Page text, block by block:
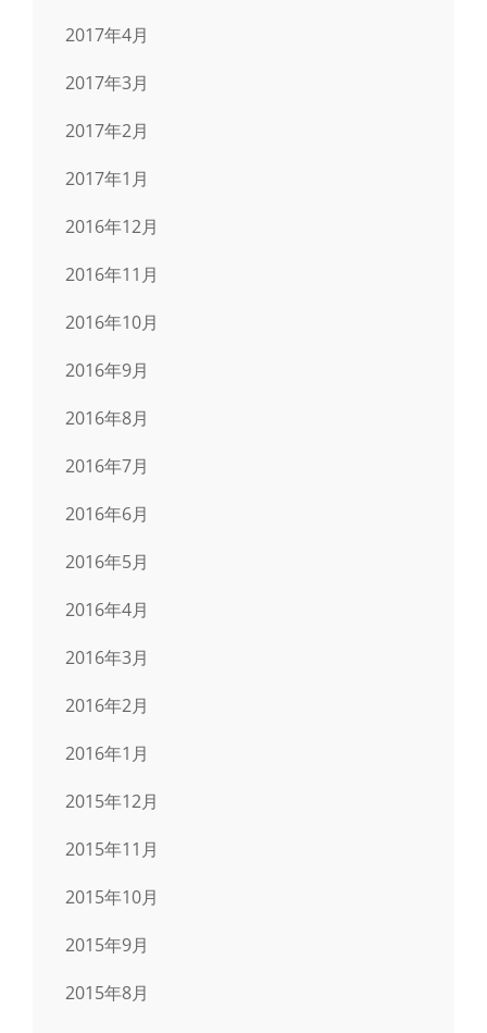
2017年4月
2017年3月
2017年2月
2017年1月
2016年12月
2016年11月
2016年10月
2016年9月
2016年8月
2016年7月
2016年6月
2016年5月
2016年4月
2016年3月
2016年2月
2016年1月
2015年12月
2015年11月
2015年10月
2015年9月
2015年8月